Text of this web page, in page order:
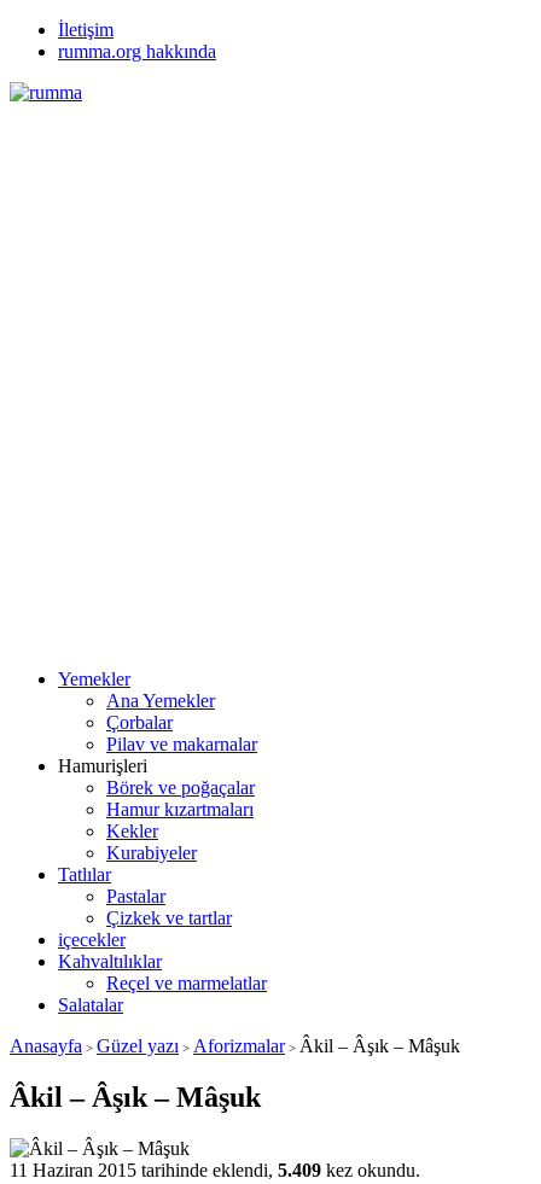
İletişim
rumma.org hakkında
Yemekler
Ana Yemekler
Çorbalar
Pilav ve makarnalar
Hamurişleri
Börek ve poğaçalar
Hamur kızartmaları
Kekler
Kurabiyeler
Tatlılar
Pastalar
Çizkek ve tartlar
içecekler
Kahvaltılıklar
Reçel ve marmelatlar
Salatalar
Anasayfa > Güzel yazı > Aforizmalar> Âkil – Âşık – Mâşuk
Âkil – Âşık – Mâşuk
11 Haziran 2015 tarihinde eklendi, 5.409 kez okundu.